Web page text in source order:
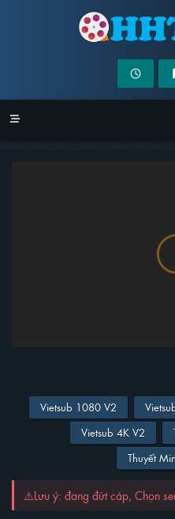
Vietsub 1080 V2
Vietsub 4K V2
Thuyết
⚠️Lưu ý: đang đứt cáp, Chọn